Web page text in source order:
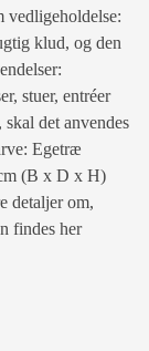
klud, og den
stuer, entréer
det anvendes
Egetræ
(B x D x H)
detaljer om,
findes her